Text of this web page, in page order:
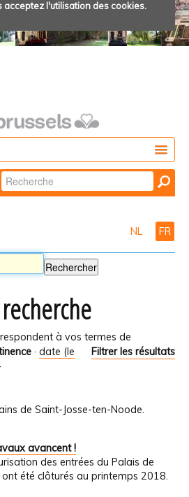
acceptez l'utilisation des cookies.
Chercher par
Recherche
NL FR
à vos termes de
Filtrer les résultats
· date (le
·
de Saint-Josse-ten-Noode.
avancent !
des entrées du Palais de
ont été clôturés au printemps 2018.